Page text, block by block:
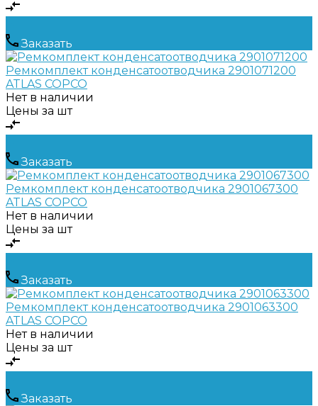
Заказать
Ремкомплект конденсатоотводчика 2901071200
ATLAS COPCO
Нет в наличии
Цены за шт
Заказать
Ремкомплект конденсатоотводчика 2901067300
ATLAS COPCO
Нет в наличии
Цены за шт
Заказать
Ремкомплект конденсатоотводчика 2901063300
ATLAS COPCO
Нет в наличии
Цены за шт
Заказать